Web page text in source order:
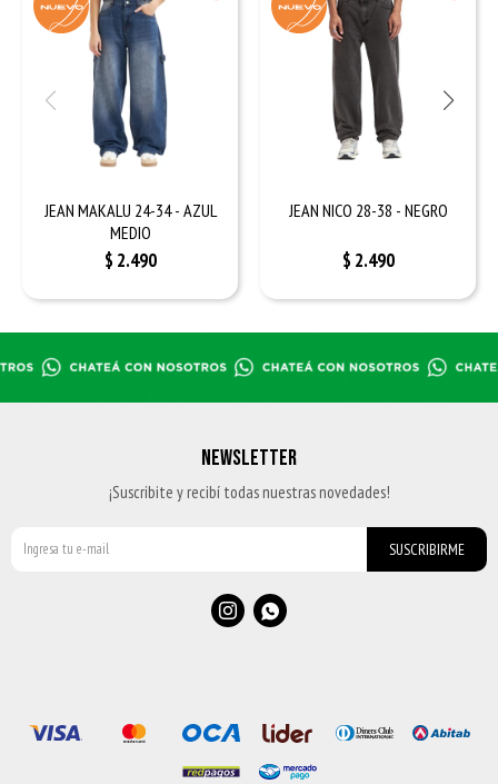
JEAN MAKALU 24-34 - AZUL
MEDIO
$ 2.490
JEAN NICO 28-38 - NEGRO
$ 2.490
NEWSLETTER
¡Suscribite y recibí todas nuestras novedades!
SUSCRIBIRME
 